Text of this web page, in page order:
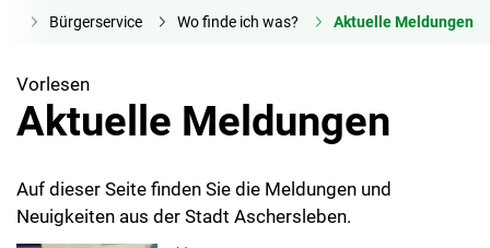
Bürgerservice Wo finde ich was? Aktuelle Meldungen
Vorlesen
Aktuelle Meldungen
Auf dieser Seite finden Sie die Meldungen und
Neuigkeiten aus der Stadt Aschersleben.